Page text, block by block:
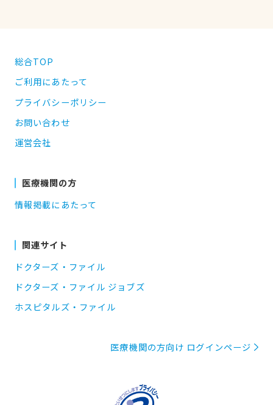
総合TOP
ご利用にあたって
プライバシーポリシー
お問い合わせ
運営会社
医療機関の方
情報掲載にあたって
関連サイト
ドクターズ・ファイル
ドクターズ・ファイル ジョブズ
ホスピタルズ・ファイル
医療機関の方向け ログインページ